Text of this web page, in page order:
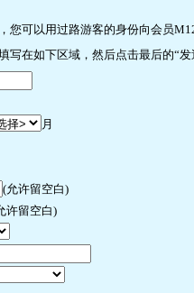
您可以用过路游客的身份向会员
写在如下区域，然后点击最后的“
月
(允许留空白)
许留空白)